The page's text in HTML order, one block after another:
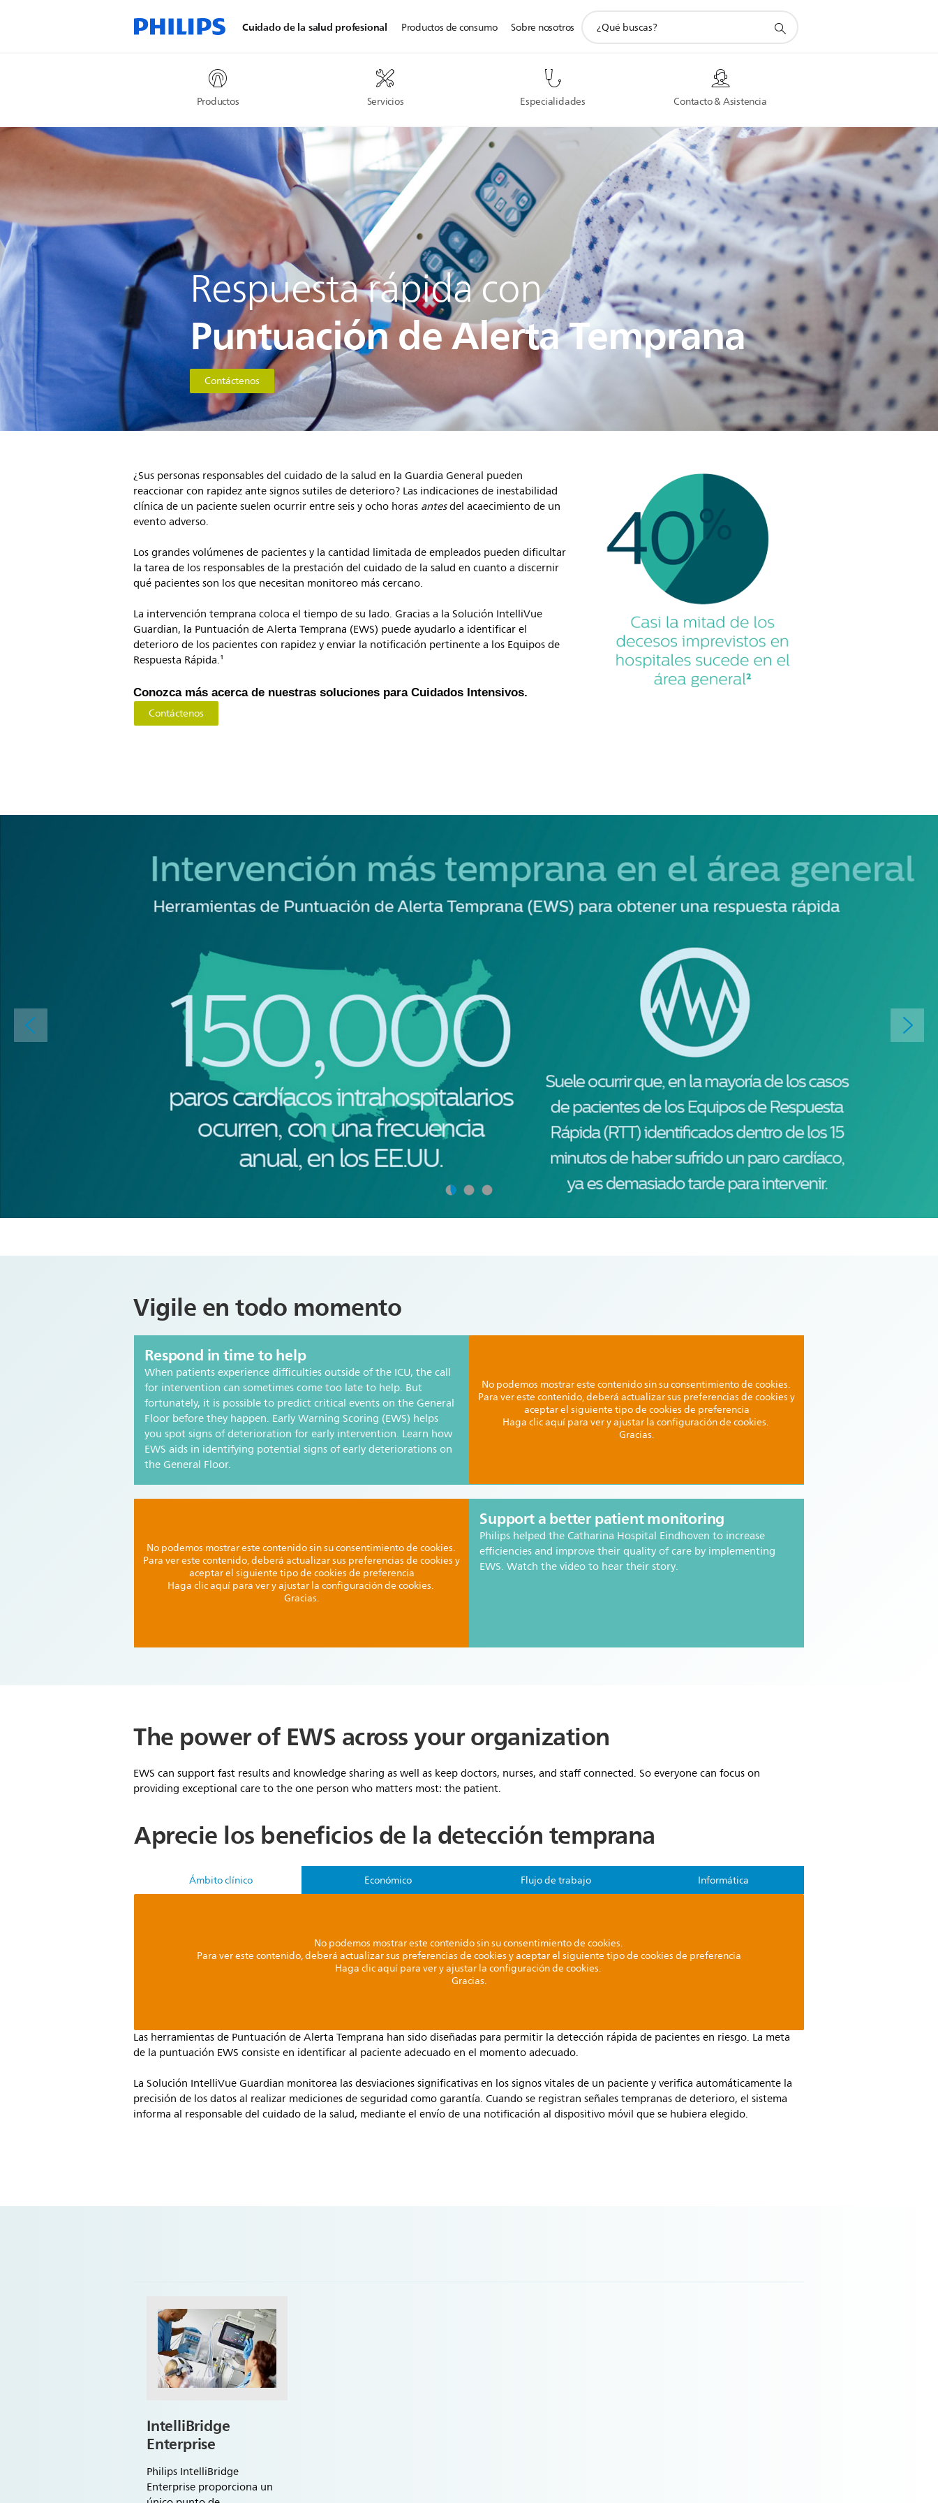
Cuidado de la salud profesional
Productos Servicios Especialidades Contacto & Asistencia
Productos de consumo Sobre nosotros
Respuesta rápida con
Puntuación de Alerta Temprana
Contáctenos
¿Sus personas responsables del cuidado de la salud en la Guardia General pueden
reaccionar con rapidez ante signos sutiles de deterioro? Las indicaciones de inestabilidad
clínica de un paciente suelen ocurrir entre seis y ocho horas antesdel acaecimiento de un
evento adverso.
Los grandes volúmenes de pacientes y la cantidad limitada de empleados pueden dificultar
la tarea de los responsables de la prestación del cuidado de la salud en cuanto a discernir
qué pacientes son los que necesitan monitoreo más cercano.
La intervención temprana coloca el tiempo de su lado. Gracias a la Solución IntelliVue
Guardian, la Puntuación de Alerta Temprana (EWS) puede ayudarlo a identificar el
deterioro de los pacientes con rapidez y enviar la notificación pertinente a los Equipos de
Respuesta Rápida.¹
Conozca más acerca de nuestras soluciones para Cuidados Intensivos.
Contáctenos
Vigile en todo momento
No podemos mostrar este contenido sin su consentimiento de cookies.
Para ver este contenido, deberá actualizar sus preferencias de cookies y
aceptar el siguiente tipo de cookies de preferencia
Haga clic aquí para ver y ajustar la configuración de cookies.
Gracias.
Respond in time to help
When patients experience difficulties outside of the ICU, the call
for intervention can sometimes come too late to help. But
fortunately, it is possible to predict critical events on the General
Floor before they happen. Early Warning Scoring (EWS) helps
you spot signs of deterioration for early intervention. Learn how
EWS aids in identifying potential signs of early deteriorations on
the General Floor.
No podemos mostrar este contenido sin su consentimiento de cookies.
Para ver este contenido, deberá actualizar sus preferencias de cookies y
aceptar el siguiente tipo de cookies de preferencia
Haga clic aquí para ver y ajustar la configuración de cookies.
Gracias.
Support a better patient monitoring
Philips helped the Catharina Hospital Eindhoven to increase
efficiencies and improve their quality of care by implementing
EWS. Watch the video to hear their story.
The power of EWS across your organization
EWS can support fast results and knowledge sharing as well as keep doctors, nurses, and staff connected. So everyone can focus on
providing exceptional care to the one person who matters most: the patient.
Aprecie los beneficios de la detección temprana
Ámbito clínico Económico Flujo de trabajo Informática
No podemos mostrar este contenido sin su consentimiento de cookies.
Para ver este contenido, deberá actualizar sus preferencias de cookies y aceptar el siguiente tipo de cookies de preferencia
Haga clic aquí para ver y ajustar la configuración de cookies.
Gracias.
Las herramientas de Puntuación de Alerta Temprana han sido diseñadas para permitir la detección rápida de pacientes en riesgo. La meta
de la puntuación EWS consiste en identificar al paciente adecuado en el momento adecuado.
La Solución IntelliVue Guardian monitorea las desviaciones significativas en los signos vitales de un paciente y verifica automáticamente la
precisión de los datos al realizar mediciones de seguridad como garantía. Cuando se registran señales tempranas de deterioro, el sistema
informa al responsable del cuidado de la salud, mediante el envío de una notificación al dispositivo móvil que se hubiera elegido.
IntelliBridge
Enterprise
Philips IntelliBridge
Enterprise proporciona un